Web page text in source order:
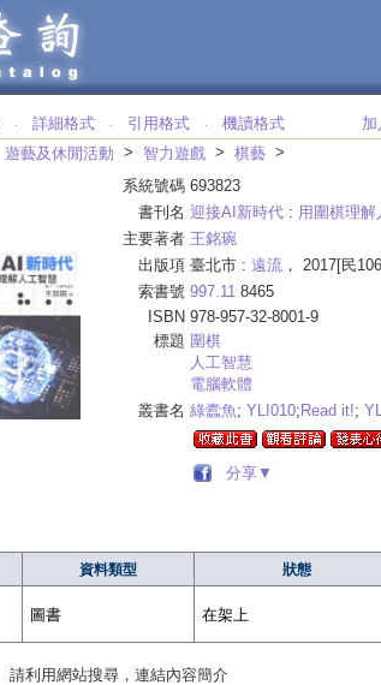
‧ 詳細格式 ‧ 引用格式 ‧ 機讀格式
遊藝及休閒活動 > 智力遊戲 > 棋藝 >
系統號碼 693823
書刊名 迎接AI新時代 : 用圍棋理解
主要著者 王銘琬
出版項 臺北市 : 遠流 ， 2017[民
索書號 997.11 8465
ISBN 978-957-32-8001-9
標題 圍棋
人工智慧
電腦軟體
叢書名 綠蠹魚; YLI010; Read it!;
分享▼
資料類型 狀態
圖書 在架上
請利用網站搜尋，連結內容簡介